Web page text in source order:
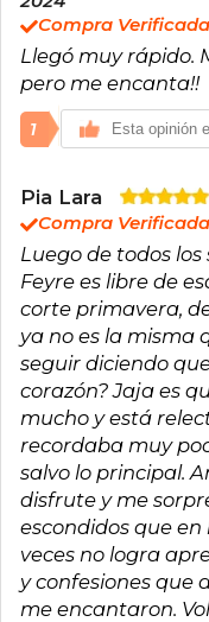
Compra Verificada
Llegó muy rápido.
pero me encanta!!
1 Esta opinión
Pia Lara
Compra Verificada
Luego de todos
Feyre es libre de
corte primavera,
ya no es la misma
seguir diciendo
corazón? Jaja es
mucho y está
recordaba muy
salvo lo principal.
disfrute y me
escondidos que
veces no logra
y confesiones
me encantaron.